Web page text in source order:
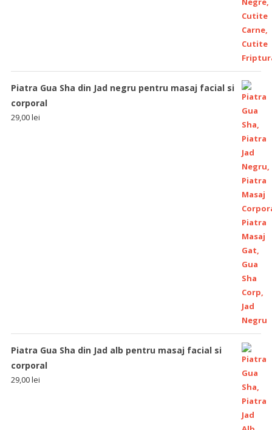
Piatra Gua Sha din Jad negru pentru masaj facial si
corporal
29,00lei
Piatra Gua Sha din Jad alb pentru masaj facial si
corporal
29,00lei